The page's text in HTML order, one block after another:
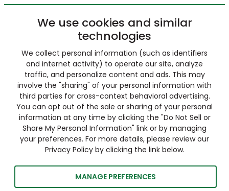
We use cookies and similar
technologies
We collect personal information (such as identifiers
and internet activity) to operate our site, analyze
traffic, and personalize content and ads. This may
involve the "sharing" of your personal information with
third parties for cross-context behavioral advertising.
You can opt out of the sale or sharing of your personal
information at any time by clicking the "Do Not Sell or
Share My Personal Information" link or by managing
your preferences. For more details, please review our
Privacy Policy by clicking the link below.
MANAGE PREFERENCES